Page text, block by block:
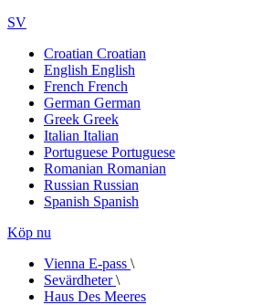
SV
Croatian Croatian
English English
French French
German German
Greek Greek
Italian Italian
Portuguese Portuguese
Romanian Romanian
Russian Russian
Spanish Spanish
Köp nu
Vienna E-pass \
Sevärdheter \
Haus Des Meeres